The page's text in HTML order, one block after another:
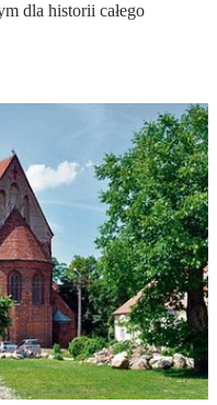
dla historii całego